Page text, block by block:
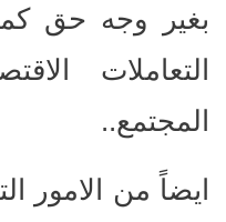
بغير وجه حق
التعاملات
المجتمع..
ايضاً من الامور